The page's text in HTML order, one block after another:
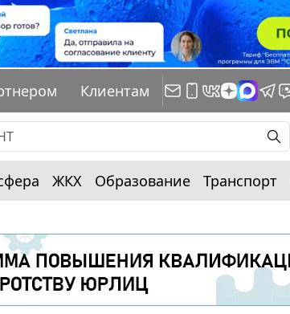
Клиентам
ЖКХ Образование Транспорт